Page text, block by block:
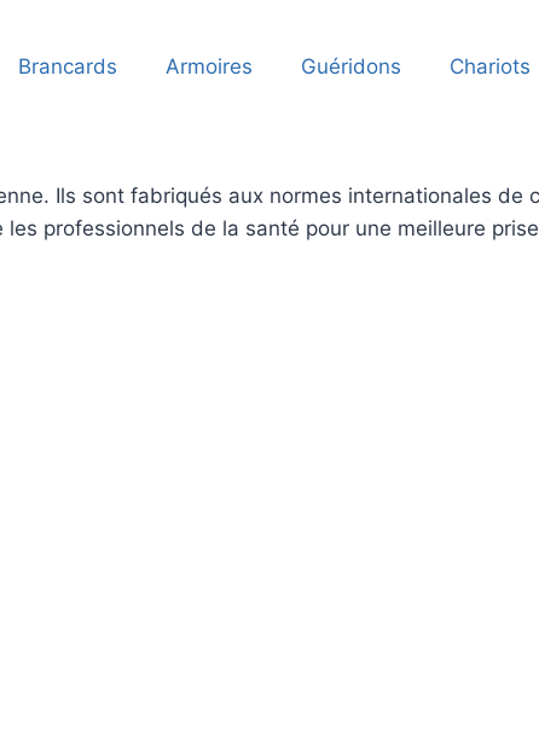
Brancards Armoires Guéridons Chariots
Ils sont fabriqués aux normes internationales de
professionnels de la santé pour une meilleure